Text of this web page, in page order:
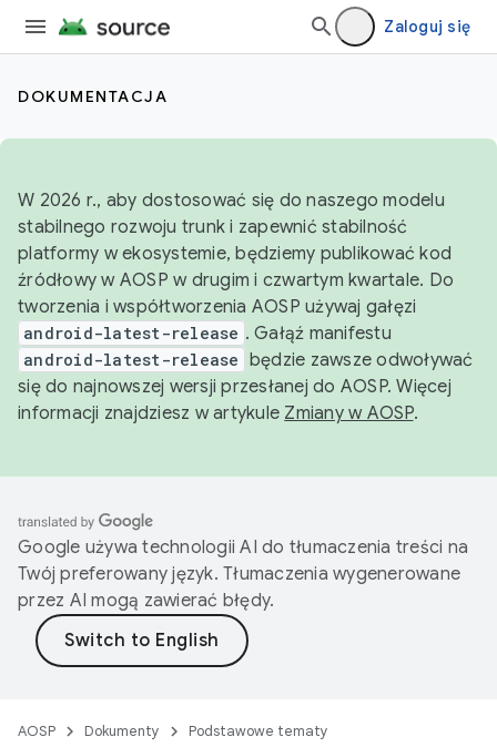
Zaloguj się
DOKUMENTACJA
W 2026 r., aby dostosować się do naszego modelu
stabilnego rozwoju trunk i zapewnić stabilność
platformy w ekosystemie, będziemy publikować kod
źródłowy w AOSP w drugim i czwartym kwartale. Do
tworzenia i współtworzenia AOSP używaj gałęzi
android-latest-release . Gałąź manifestu
android-latest-release będzie zawsze odwoływać
się do najnowszej wersji przesłanej do AOSP. Więcej
informacji znajdziesz w artykule Zmiany w AOSP.
Google używa technologii AI do tłumaczenia treści na
Twój preferowany język. Tłumaczenia wygenerowane
przez AI mogą zawierać błędy.
AOSP Dokumenty Podstawowe tematy